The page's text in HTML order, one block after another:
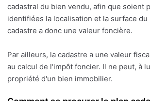
cadastral du bien vendu, afin que soient
identifiées la localisation et la surface du
cadastre a donc une valeur foncière.
Par ailleurs, la cadastre a une valeur
au calcul de l'impôt foncier. Il ne peut, à
propriété d'un bien immobilier.